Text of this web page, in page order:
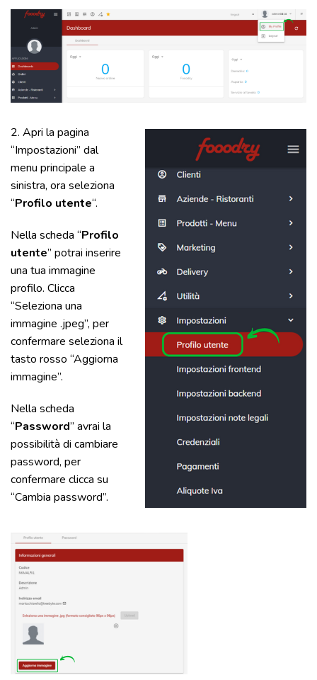
2. Apri la pagina
“Impostazioni” dal
menu principale a
sinistra, ora seleziona
“Profilo utente“.
Nella scheda “Profilo
utente” potrai inserire
una tua immagine
profilo. Clicca
“Seleziona una
immagine .jpeg”, per
confermare seleziona il
tasto rosso “Aggiorna
immagine”.
Nella scheda
“Password” avrai la
possibilità di cambiare
password, per
confermare clicca su
“Cambia password”.